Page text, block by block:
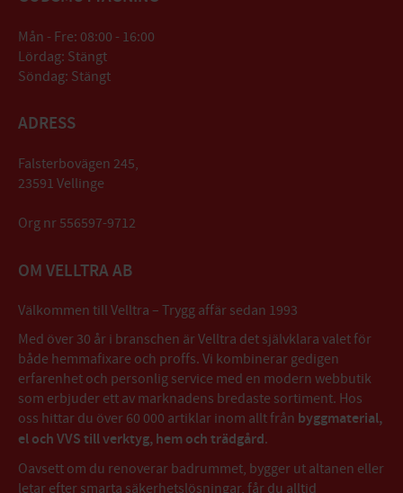
Mån - Fre: 08:00 - 16:00
Lördag: Stängt
Söndag: Stängt
ADRESS
Falsterbovägen 245,
23591 Vellinge
Org nr 556597-9712
OM VELLTRA AB
Välkommen till Velltra – Trygg affär sedan 1993
Med över 30 år i branschen är Velltra det självklara valet för
både hemmafixare och proffs. Vi kombinerar gedigen
erfarenhet och personlig service med en modern webbutik
som erbjuder ett av marknadens bredaste sortiment. Hos
oss hittar du över 60 000 artiklar inom allt från byggmaterial,
el och VVS till verktyg, hem och trädgård.
Oavsett om du renoverar badrummet, bygger ut altanen eller
letar efter smarta säkerhetslösningar, får du alltid